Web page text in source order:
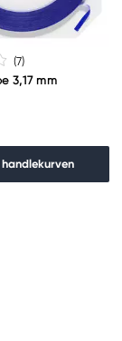
(7)
3,17 mm
handlekurven